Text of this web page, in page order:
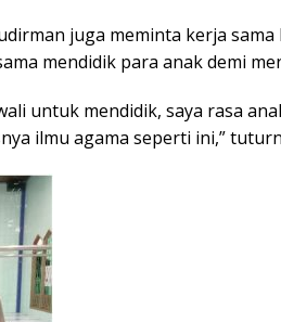
juga meminta kerja
mendidik para anak demi
untuk mendidik, saya rasa
ilmu agama seperti ini,”